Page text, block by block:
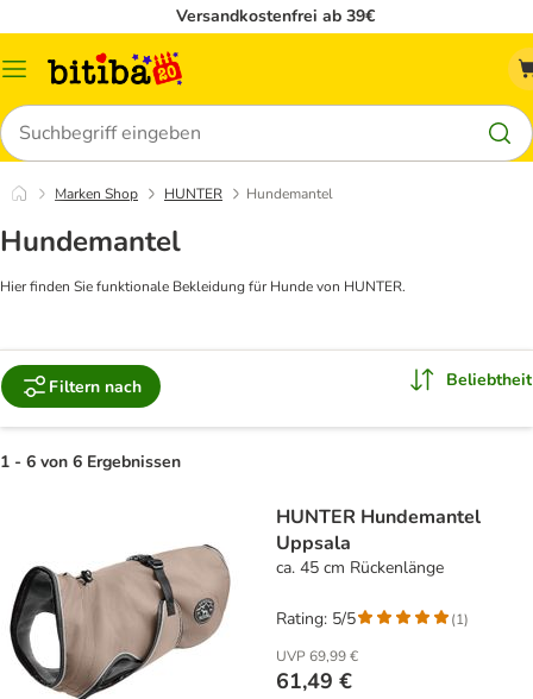
Versandkostenfrei ab 39€
Menü
Suchen
Marken Shop HUNTER Hundemantel
Hundemantel
Hier finden Sie funktionale Bekleidung für Hunde von HUNTER.
Filtern nach Beliebtheit
1 - 6 von 6 Ergebnissen
HUNTER Hundemantel
Uppsala
ca. 45 cm Rückenlänge
UVP 69,99 €
61,49 €
Rating: 5/5 (1)